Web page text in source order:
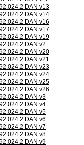
DAN v13
DAN v14
DAN v16
DAN v17
DAN v19
DAN v2
DAN v20
DAN v21
DAN v23
DAN v24
DAN v25
DAN v26
DAN v3
DAN v4
DAN v5
DAN v6
DAN v7
DAN v8
DAN v9